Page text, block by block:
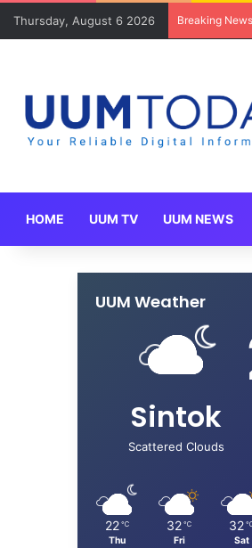
Thursday, August 6 2026 Breaking News
HOME UUM TV UUM NEWS
UUM Weather
Sintok
Scattered Clouds
22 ℃
Thu
32 ℃
Fri
32
Sat